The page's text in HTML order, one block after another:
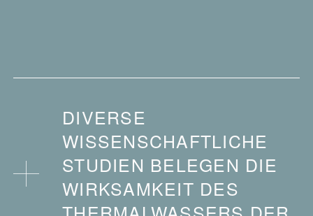
DIVERSE
WISSENSCHAFTLICHE
STUDIEN BELEGEN DIE
WIRKSAMKEIT DES